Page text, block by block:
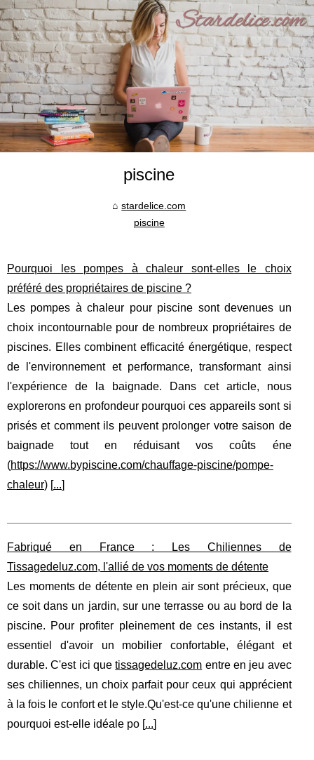
piscine
stardelice.com
piscine
Pourquoi les pompes à chaleur sont-elles le choix
préféré des propriétaires de piscine ?
Les pompes à chaleur pour piscine sont devenues un
choix incontournable pour de nombreux propriétaires de
piscines. Elles combinent efficacité énergétique, respect
de l'environnement et performance, transformant ainsi
l'expérience de la baignade. Dans cet article, nous
explorerons en profondeur pourquoi ces appareils sont si
prisés et comment ils peuvent prolonger votre saison de
baignade tout en réduisant vos coûts éne
(https://www.bypiscine.com/chauffage-piscine/pompe-
chaleur) [...]
Fabriqué en France : Les Chiliennes de
Tissagedeluz.com, l'allié de vos moments de détente
Les moments de détente en plein air sont précieux, que
ce soit dans un jardin, sur une terrasse ou au bord de la
piscine. Pour profiter pleinement de ces instants, il est
essentiel d'avoir un mobilier confortable, élégant et
durable. C'est ici quetissagedeluz.com entre en jeu avec
ses chiliennes, un choix parfait pour ceux qui apprécient
à la fois le confort et le style.Qu'est-ce qu'une chilienne et
pourquoi est-elle idéale po [...]